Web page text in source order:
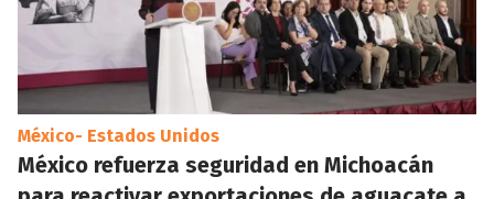
México- Estados Unidos
México refuerza seguridad en Michoacán